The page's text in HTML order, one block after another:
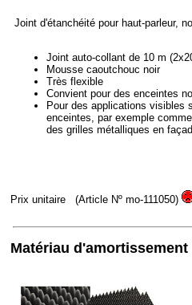
Joint d'étanchéité pour haut-parleur,
Joint auto-collant de 10 m
Mousse caoutchouc noir
Très flexible
Convient pour des enceintes
Pour des applications visibles
enceintes, par exemple
des grilles métalliques en
Prix unitaire (Article Nº mo-111050)
Matériau d'amortissement